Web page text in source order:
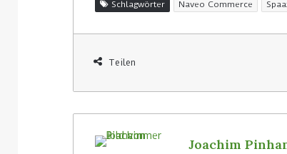
Schlagwörter Naveo Commerce
Teilen
Joachim